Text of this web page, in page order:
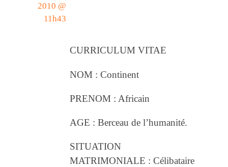
2010 @
11h43
CURRICULUM VITAE
NOM : Continent
PRENOM : Africain
AGE : Berceau de l’humanité.
SITUATION
MATRIMONIALE : Célibataire